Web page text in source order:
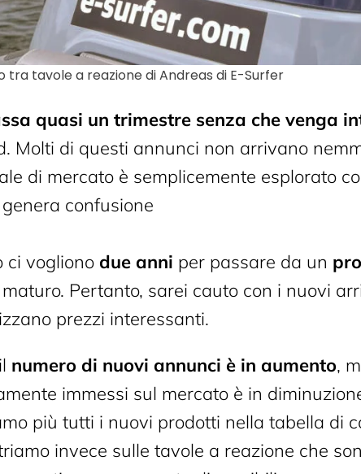
tra tavole a reazione di Andreas di E-Surfer
quasi un trimestre senza che venga
Molti di questi annunci non arrivano
di mercato è semplicemente esplorato
confusione
ci vogliono due anni per passare da un
Pertanto, sarei cauto con i nuovi
prezzi interessanti.
numero di nuovi annunci è in aumento,
immessi sul mercato è in
più tutti i nuovi prodotti nella tabella di
invece sulle tavole a reazione che